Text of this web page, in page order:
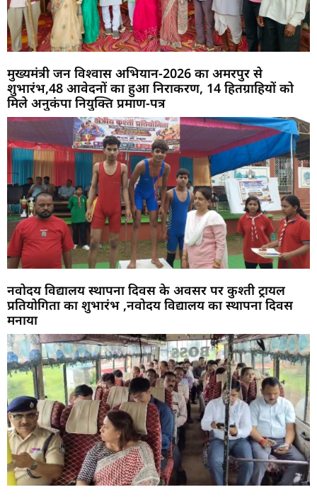
मुख्यमंत्री जन विश्वास अभियान-2026 का अमरपुर से
शुभारंभ,48 आवेदनों का हुआ निराकरण, 14 हितग्राहियों को
मिले अनुकंपा नियुक्ति प्रमाण-पत्र
नवोदय विद्यालय स्थापना दिवस के अवसर पर कुश्ती ट्रायल
प्रतियोगिता का शुभारंभ ,नवोदय विद्यालय का स्थापना दिवस
मनाया